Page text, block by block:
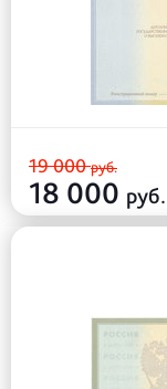
19 000руб.
18 000 руб.